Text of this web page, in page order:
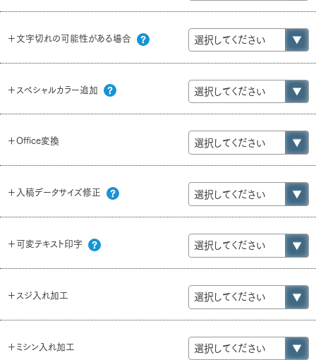
＋文字切れの可能性がある場合
＋スペシャルカラー追加
＋Office変換
＋入稿データサイズ修正
＋可変テキスト印字
＋スジ入れ加工
＋ミシン入れ加工